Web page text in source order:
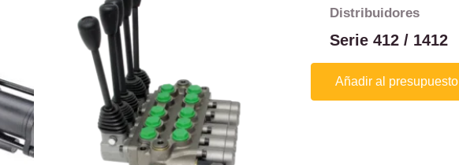
Distribuidores
Serie 412 / 1412
Añadir al presupuesto